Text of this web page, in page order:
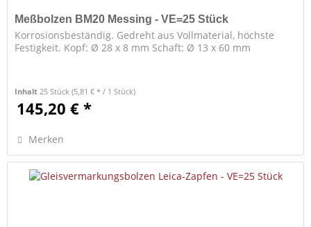
Meßbolzen BM20 Messing - VE=25 Stück
Korrosionsbeständig. Gedreht aus Vollmaterial, höchste
Festigkeit. Kopf: Ø 28 x 8 mm Schaft: Ø 13 x 60 mm
Inhalt25 Stück(5,81 € * / 1 Stück)
145,20 € *
Merken